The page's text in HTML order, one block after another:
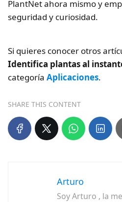
PlantNet ahora mismo y
seguridad y curiosidad.
Si quieres conocer otros
Identifica plantas al
categoría Aplicaciones.
SHARE THIS CONTENT
Arturo
Soy Arturo , la